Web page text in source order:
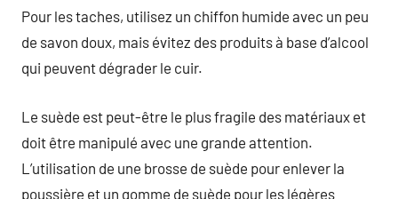
Pour les taches, utilisez un chiffon humide avec un peu
de savon doux, mais évitez des produits à base d’alcool
qui peuvent dégrader le cuir.
Le suède est peut-être le plus fragile des matériaux et
doit être manipulé avec une grande attention.
L’utilisation de une brosse de suède pour enlever la
poussière et un gomme de suède pour les légères